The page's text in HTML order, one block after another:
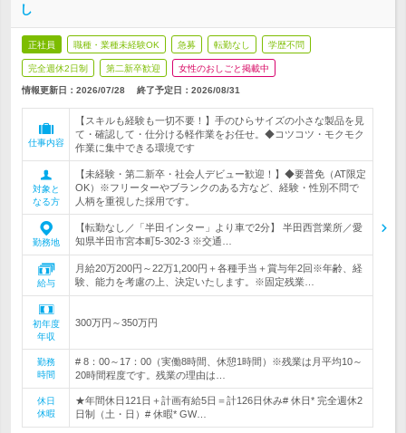
し
正社員 職種・業種未経験OK 急募 転勤なし 学歴不問
完全週休2日制 第二新卒歓迎 女性のおしごと掲載中
情報更新日：2026/07/28 終了予定日： 2026/08/31
仕事内容
【スキルも経験も一切不要！】手のひらサイズの小さな製品を見
て・確認して・仕分ける軽作業をお任せ。◆コツコツ・モクモク
作業に集中できる環境です
対象と
なる方
【未経験・第二新卒・社会人デビュー歓迎！】◆要普免（AT限定
OK）※フリーターやブランクのある方など、経験・性別不問で
人柄を重視した採用です。
勤務地
【転勤なし／「半田インター」より車で2分】 半田西営業所／愛
知県半田市宮本町5-302-3 ※交通…
給与
月給20万200円～22万1,200円＋各種手当＋賞与年2回※年齢、経
験、能力を考慮の上、決定いたします。※固定残業…
初年度
年収
300万円～350万円
勤務
時間
# 8：00～17：00（実働8時間、休憩1時間）※残業は月平均10～
20時間程度です。残業の理由は…
休日
休暇
★年間休日121日＋計画有給5日＝計126日休み# 休日* 完全週休2
日制（土・日）# 休暇* GW…